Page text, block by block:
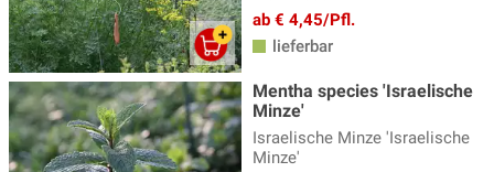
ab € 4,45/Pfl.
lieferbar
Mentha species 'Israelische
Minze'
Israelische Minze 'Israelische
Minze'